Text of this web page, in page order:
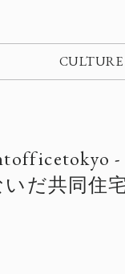
CULTURE
だ共同住